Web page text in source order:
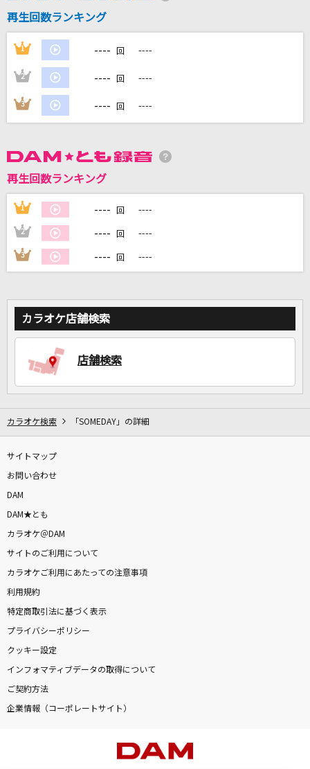
BEGIN
カラオケ最新情報をチェック！
再生回数ランキング
1 ---- 回 ----
2 ---- 回 ----
3 ---- 回 ----
再生回数ランキング
1 ---- 回 ----
2 ---- 回 ----
3 ---- 回 ----
カラオケ店舗検索
店舗検索
カラオケ検索 「SOMEDAY」の詳細
サイトマップ
お問い合わせ
DAM
DAM★とも
カラオケ＠DAM
サイトのご利用について
カラオケご利用にあたっての注意事項
利用規約
特定商取引法に基づく表示
プライバシーポリシー
クッキー設定
インフォマティブデータの取得について
ご契約方法
企業情報（コーポレートサイト）